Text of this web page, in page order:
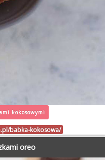
kokosowymi
babka-kokosowa/
oreo